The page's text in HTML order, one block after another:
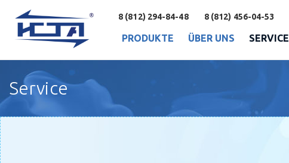
8 (812) 294-84-48 8 (812) 456-04-53
PRODUKTE ÜBER UNS SERVICE
Service